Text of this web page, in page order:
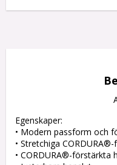
Egenskaper:
• Modern passform och
• Stretchiga
• CORDURA®-